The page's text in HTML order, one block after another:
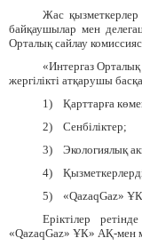
Жас қызметкерлер
байқаушылар мен
Орталық сайлау
«Интергаз
жергілікті атқарушы
1)
Қарттарға
2)
Сенбіліктер;
3)
Экологиялық
4)
5)
«QazaqGaz»
Еріктілер
«QazaqGaz» ҰК» АҚ-мен